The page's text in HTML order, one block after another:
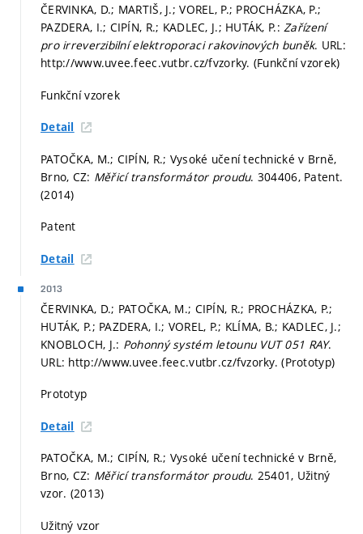
ČERVINKA, D.; MARTIŠ, J.; VOREL, P.; PROCHÁZKA, P.;
PAZDERA, I.; CIPÍN, R.; KADLEC, J.; HUTÁK, P.:Zařízení
pro irreverzibilní elektroporaci rakovinových buněk. URL:
http://www.uvee.feec.vutbr.cz/fvzorky. (Funkční vzorek)
Funkční vzorek
Detail
PATOČKA, M.; CIPÍN, R.; Vysoké učení technické v Brně,
Brno, CZ: Měřicí transformátor proudu. 304406, Patent.
(2014)
Patent
Detail
2013
ČERVINKA, D.; PATOČKA, M.; CIPÍN, R.; PROCHÁZKA, P.;
HUTÁK, P.; PAZDERA, I.; VOREL, P.; KLÍMA, B.; KADLEC, J.;
KNOBLOCH, J.: Pohonný systém letounu VUT 051 RAY.
URL: http://www.uvee.feec.vutbr.cz/fvzorky. (Prototyp)
Prototyp
Detail
PATOČKA, M.; CIPÍN, R.; Vysoké učení technické v Brně,
Brno, CZ: Měřicí transformátor proudu. 25401, Užitný
vzor. (2013)
Užitný vzor